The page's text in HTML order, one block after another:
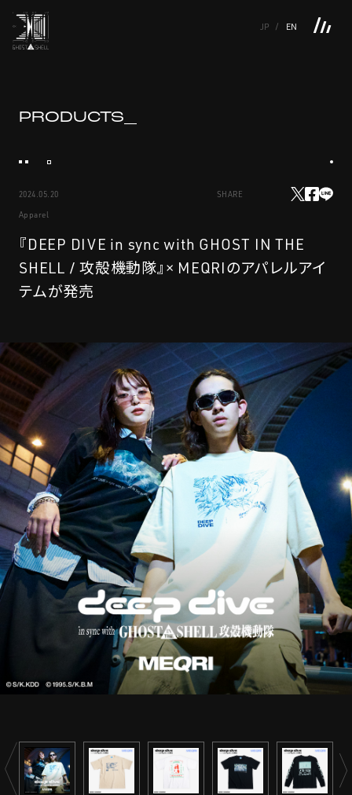
JP EN
FEATURE
M.M.A.
TOP
NEWS
PRODUCTS
LINKS
SERIES
MOVIE GALLERY
STREAMING
CONTACT PRIVACY POLICY
PRODUCTS_
2024.05.20
Apparel
SHARE
『DEEP DIVE in sync with GHOST IN THE
SHELL / 攻殻機動隊』× MEQRIのアパレルアイ
テムが発売